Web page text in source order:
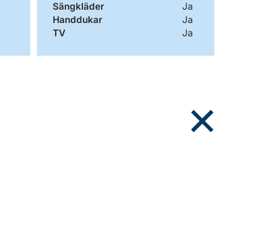
Sängkläder
Ja
Handdukar
Ja
TV
Ja